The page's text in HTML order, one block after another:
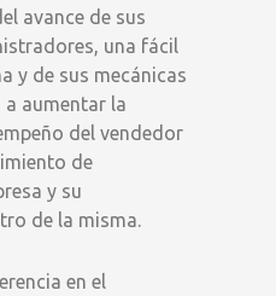
avance de sus
una fácil
y de sus mecánicas
a aumentar la
del vendedor
de
y su
de la misma.
en el